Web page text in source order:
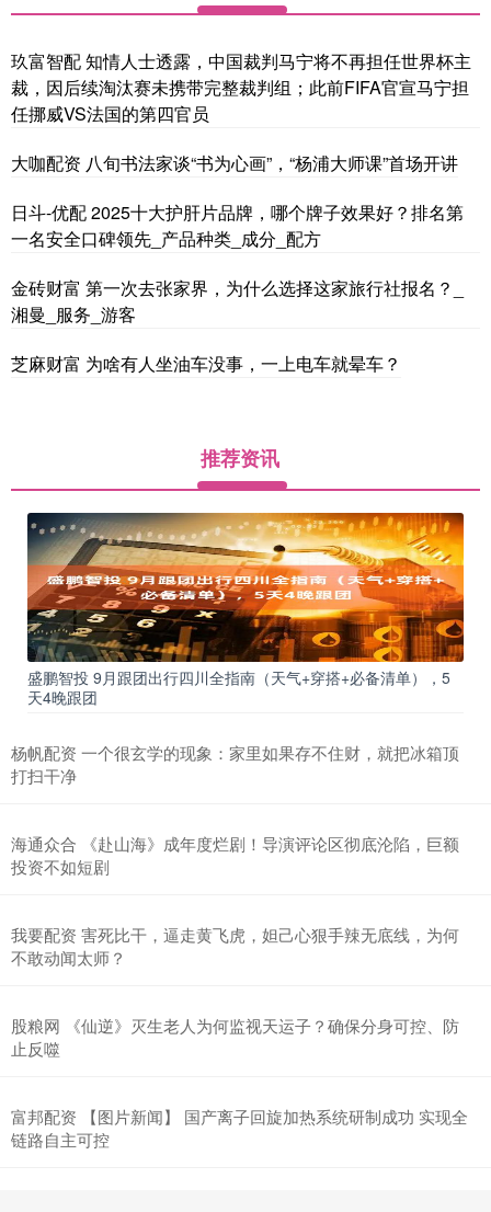
玖富智配 知情人士透露，中国裁判马宁将不再担任世界杯主
裁，因后续淘汰赛未携带完整裁判组；此前FIFA官宣马宁担
任挪威VS法国的第四官员
大咖配资 八旬书法家谈“书为心画”，“杨浦大师课”首场开讲
日斗-优配 2025十大护肝片品牌，哪个牌子效果好？排名第
一名安全口碑领先_产品种类_成分_配方
金砖财富 第一次去张家界，为什么选择这家旅行社报名？_
湘曼_服务_游客
芝麻财富 为啥有人坐油车没事，一上电车就晕车？
推荐资讯
盛鹏智投 9月跟团出行四川全指南（天气+穿搭+必备清单），5
天4晚跟团
杨帆配资 一个很玄学的现象：家里如果存不住财，就把冰箱顶
打扫干净
海通众合 《赴山海》成年度烂剧！导演评论区彻底沦陷，巨额
投资不如短剧
我要配资 害死比干，逼走黄飞虎，妲己心狠手辣无底线，为何
不敢动闻太师？
股粮网 《仙逆》灭生老人为何监视天运子？确保分身可控、防
止反噬
富邦配资 【图片新闻】 国产离子回旋加热系统研制成功 实现全
链路自主可控